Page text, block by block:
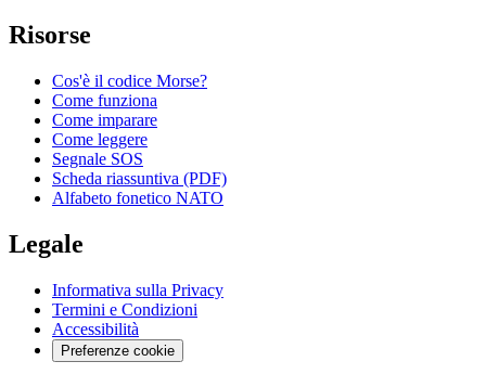
Risorse
Cos'è il codice Morse?
Come funziona
Come imparare
Come leggere
Segnale SOS
Scheda riassuntiva (PDF)
Alfabeto fonetico NATO
Legale
Informativa sulla Privacy
Termini e Condizioni
Accessibilità
Preferenze cookie